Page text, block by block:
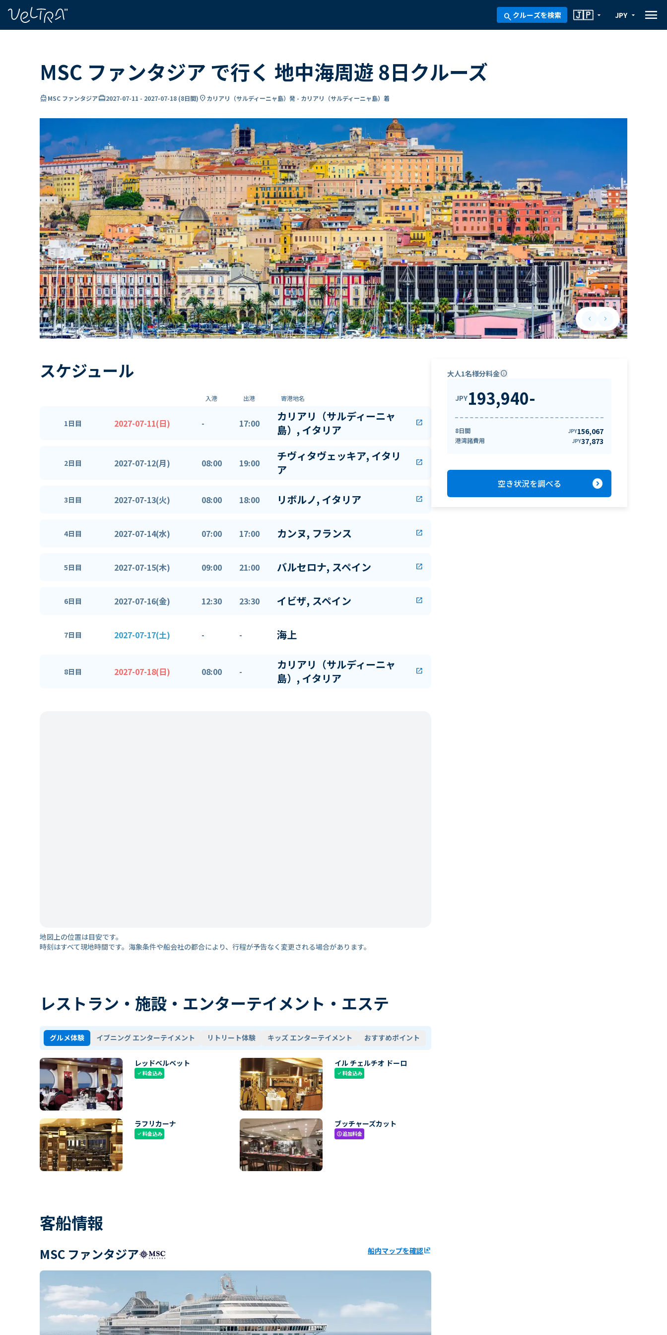
search クルーズを検索 arrow_drop_down
🇯🇵 arrow_drop_down
JPY menu
MSC ファンタジア で行く 地中海周遊 8日クルーズ
directions_boatMSC ファンタジアcard_travel2027-07-11 - 2027-07-18 (8日間) location_onカリアリ（サルディーニャ島）発 - カリアリ（サルディーニャ島）着
keyboard_arrow_leftPrevious slide
keyboard_arrow_rightNext slide
スケジュール
入港 出港 寄港地名
1日目 2027-07-11(日) - 17:00
カリアリ（サルディーニャ
島）, イタリア
open_in_new
2日目 2027-07-12(月) 08:00 19:00
チヴィタヴェッキア, イタリ
ア
open_in_new
3日目 2027-07-13(火) 08:00 18:00 リボルノ, イタリア open_in_new
4日目 2027-07-14(水) 07:00 17:00 カンヌ, フランス open_in_new
5日目 2027-07-15(木) 09:00 21:00 バルセロナ, スペイン open_in_new
6日目 2027-07-16(金) 12:30 23:30 イビザ, スペイン open_in_new
7日目 2027-07-17(土) - - 海上
8日目 2027-07-18(日) 08:00 -
カリアリ（サルディーニャ
島）, イタリア
open_in_new
地図上の位置は目安です。
時刻はすべて現地時間です。海象条件や船会社の都合により、行程が予告なく変更される場合があります。
レストラン・施設・エンターテイメント・エステ
グルメ体験 イブニング エンターテイメント リトリート体験 キッズ エンターテイメント おすすめポイント
レッドベルベット
check料金込み
イル チェルチオ ドーロ
check料金込み
ラフリカーナ
check料金込み
ブッチャーズカット
paid追加料金
客船情報
MSC ファンタジア 船内マップを確認ungroup
大人1名様分料金info
JPY193,940-
8日間 JPY156,067
港湾諸費用 JPY37,873
空き状況を調べる expand_circle_right